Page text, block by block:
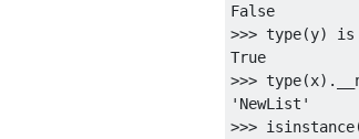
False
>>> type(y) is
True
>>> type(x).
'NewList'
>>> isinstance